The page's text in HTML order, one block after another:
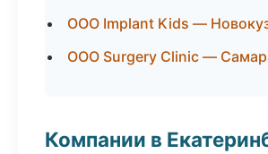
ООО Implant Kids —
ООО Surgery Clinic —
Компании в